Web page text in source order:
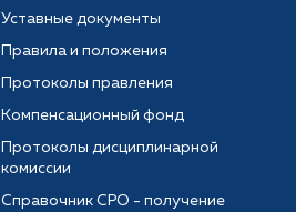
Уставные документы
Правила и положения
Протоколы правления
Компенсационный фонд
Протоколы дисциплинарной
комиссии
Справочник СРО - получение